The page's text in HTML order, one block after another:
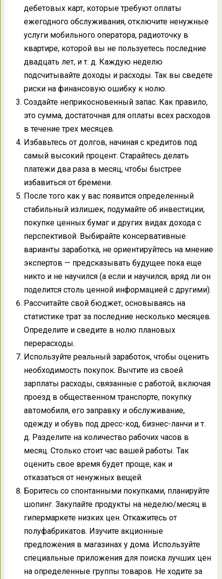
дебетовых карт, которые требуют оплаты
ежегодного обслуживания, отключите ненужные
услуги мобильного оператора, радиоточку в
квартире, которой вы не пользуетесь последние
двадцать лет, и т. д. Каждую неделю
подсчитывайте доходы и расходы. Так вы сведете
риски на финансовую ошибку к нолю.
Создайте неприкосновенный запас. Как правило,
это сумма, достаточная для оплаты всех расходов
в течение трех месяцев.
Избавьтесь от долгов, начиная с кредитов под
самый высокий процент. Старайтесь делать
платежи два раза в месяц, чтобы быстрее
избавиться от бремени.
После того как у вас появится определенный
стабильный излишек, подумайте об инвестиции,
покупке ценных бумаг и других видах дохода с
перспективой. Выбирайте консервативные
варианты заработка, не ориентируйтесь на мнение
экспертов — предсказывать будущее пока еще
никто и не научился (а если и научился, вряд ли он
поделится столь ценной информацией с другими).
Рассчитайте свой бюджет, основываясь на
статистике трат за последние несколько месяцев.
Определите и сведите в нолю плановых
перерасходы.
Используйте реальный заработок, чтобы оценить
необходимость покупок. Вычтите из своей
зарплаты расходы, связанные с работой, включая
проезд в общественном транспорте, покупку
автомобиля, его заправку и обслуживание,
одежду и обувь под дресс-код, бизнес-ланчи и т.
д. Разделите на количество рабочих часов в
месяц. Столько стоит час вашей работы. Так
оценить свое время будет проще, как и
отказаться от ненужных вещей.
Боритесь со спонтанными покупками, планируйте
шопинг. Закупайте продукты на неделю/месяц в
гипермаркете низких цен. Откажитесь от
полуфабрикатов. Изучите акционные
предложения в магазинах у дома. Используйте
специальные приложения для поиска лучших цен
на определенные группы товаров. Не ходите за